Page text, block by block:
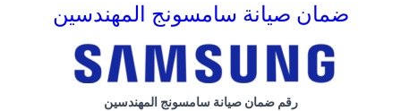
ضمان صيانة سامسونج المهندسين
رقم ضمان صيانة سامسونج المهندسين